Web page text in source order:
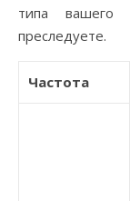
типа
преследуете.
Частота